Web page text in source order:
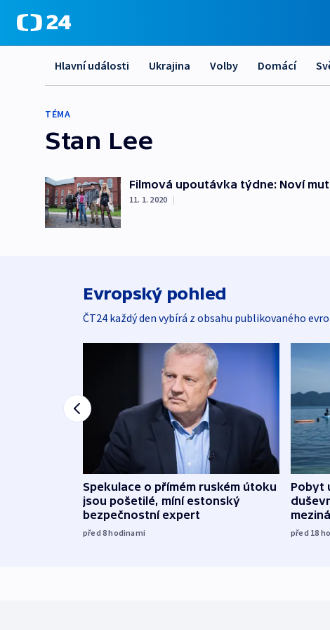
Hlavní události Ukrajina Volby Domácí
TÉMA
Stan Lee
Filmová upoutávka týdne: Noví
11. 1. 2020 |
Evropský pohled
ČT24 každý den vybírá z obsahu publikovaného
Spekulace o přímém ruském útoku
jsou pošetilé, míní estonský
bezpečnostní expert
před 8hodinami
Pobyt
před 18